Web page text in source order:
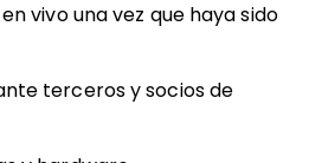
vivo una vez que haya sido
terceros y socios de